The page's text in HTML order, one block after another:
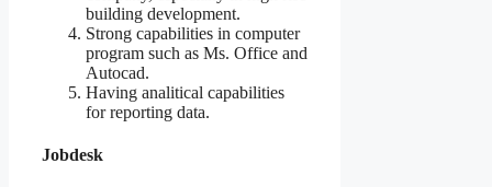
building development.
Strong capabilities in computer
program such as Ms. Office and
Autocad.
Having analitical capabilities
for reporting data.
Jobdesk